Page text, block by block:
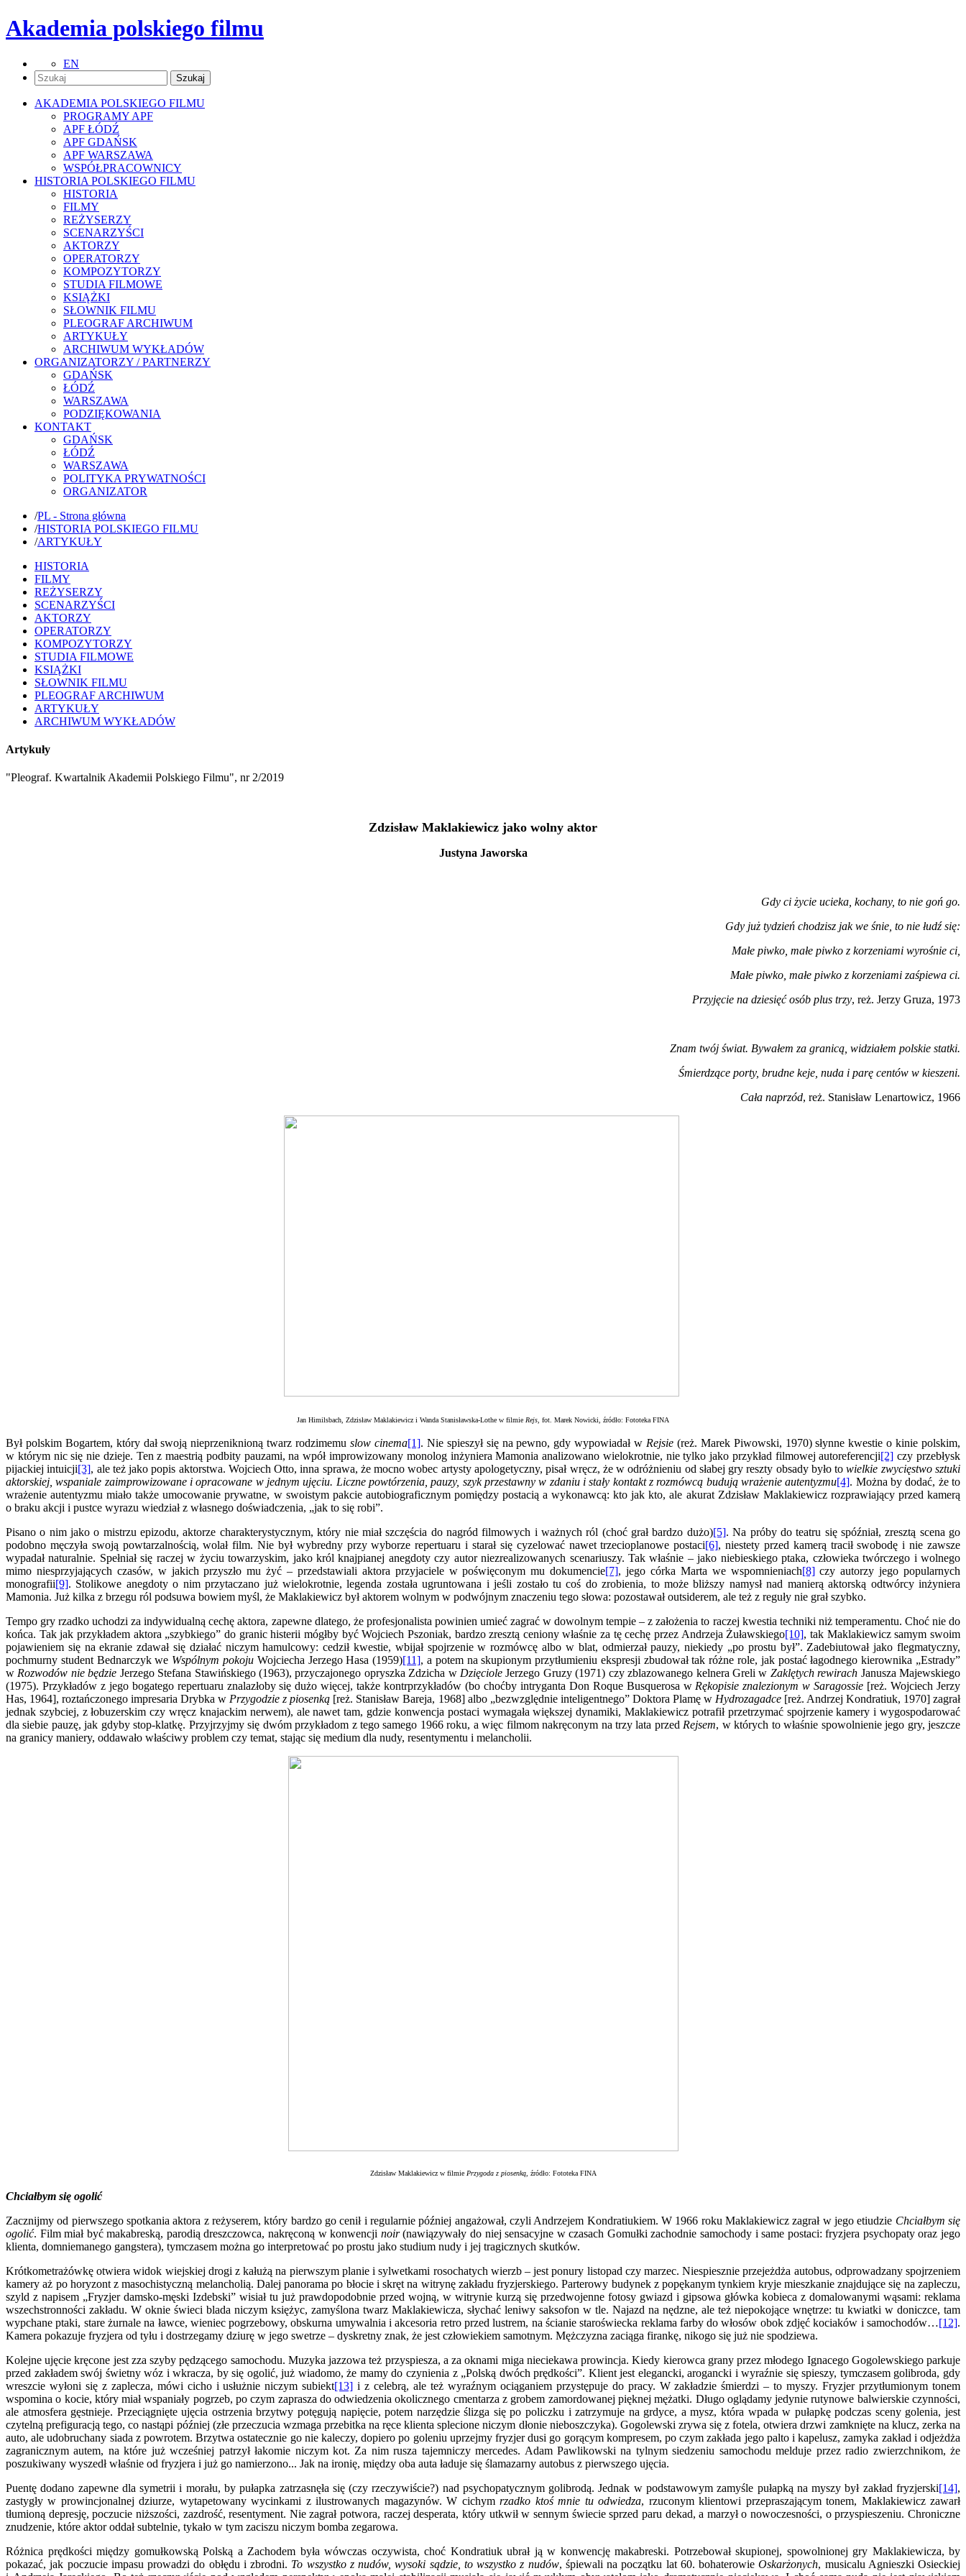
Akademia polskiego filmu
EN
AKADEMIA POLSKIEGO FILMU
PROGRAMY APF
APF ŁÓDŹ
APF GDAŃSK
APF WARSZAWA
WSPÓŁPRACOWNICY
HISTORIA POLSKIEGO FILMU
HISTORIA
FILMY
REŻYSERZY
SCENARZYŚCI
AKTORZY
OPERATORZY
KOMPOZYTORZY
STUDIA FILMOWE
KSIĄŻKI
SŁOWNIK FILMU
PLEOGRAF ARCHIWUM
ARTYKUŁY
ARCHIWUM WYKŁADÓW
ORGANIZATORZY / PARTNERZY
GDAŃSK
ŁÓDŹ
WARSZAWA
PODZIĘKOWANIA
KONTAKT
GDAŃSK
ŁÓDŹ
WARSZAWA
POLITYKA PRYWATNOŚCI
ORGANIZATOR
/PL - Strona główna
/HISTORIA POLSKIEGO FILMU
/ARTYKUŁY
HISTORIA
FILMY
REŻYSERZY
SCENARZYŚCI
AKTORZY
OPERATORZY
KOMPOZYTORZY
STUDIA FILMOWE
KSIĄŻKI
SŁOWNIK FILMU
PLEOGRAF ARCHIWUM
ARTYKUŁY
ARCHIWUM WYKŁADÓW
Artykuły
"Pleograf. Kwartalnik Akademii Polskiego Filmu", nr 2/2019
Zdzisław Maklakiewicz jako wolny aktor
Justyna Jaworska
Gdy ci życie ucieka, kochany, to nie goń go.
Gdy już tydzień chodzisz jak we śnie, to nie łudź się:
Małe piwko, małe piwko z korzeniami wyrośnie ci,
Małe piwko, małe piwko z korzeniami zaśpiewa ci.
Przyjęcie na dziesięć osób plus trzy, reż. Jerzy Gruza, 1973
Znam twój świat. Bywałem za granicą, widziałem polskie statki.
Śmierdzące porty, brudne keje, nuda i parę centów w kieszeni.
Cała naprzód, reż. Stanisław Lenartowicz, 1966
Jan Himilsbach, Zdzisław Maklakiewicz i Wanda Stanisławska-Lothe w filmie Rejs, fot. Marek Nowicki, źródło: Fototeka FINA
Był polskim Bogartem, który dał swoją nieprzeniknioną twarz rodzimemuslow cinema[1]. Nie spieszył się na pewno, gdy wypowiadał w Rejsie (reż. Marek Piwowski, 1970) słynne kwestie o kinie polskim,
w którym nic się nie dzieje. Ten z maestrią podbity pauzami, na wpół improwizowany monolog inżyniera Mamonia analizowano wielokrotnie, nie tylko jako przykład filmowej autoreferencji[2] czy przebłysk
pijackiej intuicji[3], ale też jako popis aktorstwa. Wojciech Otto, inna sprawa, że mocno wobec artysty apologetyczny, pisał wręcz, że w odróżnieniu od słabej gry reszty obsady było towielkie zwycięstwo sztuki
aktorskiej, wspaniale zaimprowizowane i opracowane w jednym ujęciu. Liczne powtórzenia, pauzy, szyk przestawny w zdaniu i stały kontakt z rozmówcą budują wrażenie autentyzmu[4]. Można by dodać, że to
wrażenie autentyzmu miało także umocowanie prywatne, w swoistym pakcie autobiograficznym pomiędzy postacią a wykonawcą: kto jak kto, ale akurat Zdzisław Maklakiewicz rozprawiający przed kamerą
o braku akcji i pustce wyrazu wiedział z własnego doświadczenia, „jak to się robi”.
Pisano o nim jako o mistrzu epizodu, aktorze charakterystycznym, który nie miał szczęścia do nagród filmowych i ważnych ról (choć grał bardzo dużo)[5]. Na próby do teatru się spóźniał, zresztą scena go
podobno męczyła swoją powtarzalnością, wolał film. Nie był wybredny przy wyborze repertuaru i starał się cyzelować nawet trzecioplanowe postaci[6], niestety przed kamerą tracił swobodę i nie zawsze
wypadał naturalnie. Spełniał się raczej w życiu towarzyskim, jako król knajpianej anegdoty czy autor niezrealizowanych scenariuszy. Tak właśnie – jako niebieskiego ptaka, człowieka twórczego i wolnego
mimo niesprzyjających czasów, w jakich przyszło mu żyć – przedstawiali aktora przyjaciele w poświęconym mu dokumencie[7], jego córka Marta we wspomnieniach[8]czy autorzy jego popularnych
monografii[9]. Stolikowe anegdoty o nim przytaczano już wielokrotnie, legenda została ugruntowana i jeśli zostało tu coś do zrobienia, to może bliższy namysł nad manierą aktorską odtwórcy inżyniera
Mamonia. Już kilka z brzegu ról podsuwa bowiem myśl, że Maklakiewicz był aktorem wolnym w podwójnym znaczeniu tego słowa: pozostawał outsiderem, ale też z reguły nie grał szybko.
Tempo gry rzadko uchodzi za indywidualną cechę aktora, zapewne dlatego, że profesjonalista powinien umieć zagrać w dowolnym tempie – z założenia to raczej kwestia techniki niż temperamentu. Choć nie do
końca. Tak jak przykładem aktora „szybkiego” do granic histerii mógłby być Wojciech Pszoniak, bardzo zresztą ceniony właśnie za tę cechę przez Andrzeja Żuławskiego[10], tak Maklakiewicz samym swoim
pojawieniem się na ekranie zdawał się działać niczym hamulcowy: cedził kwestie, wbijał spojrzenie w rozmówcę albo w blat, odmierzał pauzy, niekiedy „po prostu był”. Zadebiutował jako flegmatyczny,
pochmurny student Bednarczyk we Wspólnym pokojuWojciecha Jerzego Hasa (1959)[11], a potem na skupionym przytłumieniu ekspresji zbudował tak różne role, jak postać łagodnego kierownika „Estrady”
wRozwodów nie będzie Jerzego Stefana Stawińskiego (1963), przyczajonego opryszka Zdzicha wDzięciole Jerzego Gruzy (1971) czy zblazowanego kelnera Greli w Zaklętych rewirach Janusza Majewskiego
(1975). Przykładów z jego bogatego repertuaru znalazłoby się dużo więcej, także kontrprzykładów (bo choćby intryganta Don Roque Busquerosa wRękopisie znalezionym w Saragossie [reż. Wojciech Jerzy
Has, 1964], roztańczonego impresaria Drybka w Przygodzie z piosenką [reż. Stanisław Bareja, 1968] albo „bezwzględnie inteligentnego” Doktora Plamę w Hydrozagadce [reż. Andrzej Kondratiuk, 1970] zagrał
jednak szybciej, z łobuzerskim czy wręcz knajackim nerwem), ale nawet tam, gdzie konwencja postaci wymagała większej dynamiki, Maklakiewicz potrafił przetrzymać spojrzenie kamery i wygospodarować
dla siebie pauzę, jak gdyby stop-klatkę. Przyjrzyjmy się dwóm przykładom z tego samego 1966 roku, a więc filmom nakręconym na trzy lata przedRejsem, w których to właśnie spowolnienie jego gry, jeszcze
na granicy maniery, oddawało właściwy problem czy temat, stając się medium dla nudy, resentymentu i melancholii.
Zdzisław Maklakiewicz w filmie Przygoda z piosenką, źródło: Fototeka FINA
Chciałbym się ogolić
Zacznijmy od pierwszego spotkania aktora z reżyserem, który bardzo go cenił i regularnie później angażował, czyli Andrzejem Kondratiukiem. W 1966 roku Maklakiewicz zagrał w jego etiudzie Chciałbym się
ogolić. Film miał być makabreską, parodią dreszczowca, nakręconą w konwencji noir(nawiązywały do niej sensacyjne w czasach Gomułki zachodnie samochody i same postaci: fryzjera psychopaty oraz jego
klienta, domniemanego gangstera), tymczasem można go interpretować po prostu jako studium nudy i jej tragicznych skutków.
Krótkometrażówkę otwiera widok wiejskiej drogi z kałużą na pierwszym planie i sylwetkami rosochatych wierzb – jest ponury listopad czy marzec. Niespiesznie przejeżdża autobus, odprowadzany spojrzeniem
kamery aż po horyzont z masochistyczną melancholią. Dalej panorama po błocie i skręt na witrynę zakładu fryzjerskiego. Parterowy budynek z popękanym tynkiem kryje mieszkanie znajdujące się na zapleczu,
szyld z napisem „Fryzjer damsko-męski Izdebski” wisiał tu już prawdopodobnie przed wojną, w witrynie kurzą się przedwojenne fotosy gwiazd i gipsowa główka kobieca z domalowanymi wąsami: reklama
wszechstronności zakładu. W oknie świeci blada niczym księżyc, zamyślona twarz Maklakiewicza, słychać leniwy saksofon w tle. Najazd na nędzne, ale też niepokojące wnętrze: tu kwiatki w doniczce, tam
wypchane ptaki, stare żurnale na ławce, wieniec pogrzebowy, obskurna umywalnia i akcesoria retro przed lustrem, na ścianie staroświecka reklama farby do włosów obok zdjęć kociaków i samochodów…[12].
Kamera pokazuje fryzjera od tyłu i dostrzegamy dziurę w jego swetrze – dyskretny znak, że jest człowiekiem samotnym. Mężczyzna zaciąga firankę, nikogo się już nie spodziewa.
Kolejne ujęcie kręcone jest zza szyby pędzącego samochodu. Muzyka jazzowa też przyspiesza, a za oknami miga nieciekawa prowincja. Kiedy kierowca grany przez młodego Ignacego Gogolewskiego parkuje
przed zakładem swój świetny wóz i wkracza, by się ogolić, już wiadomo, że mamy do czynienia z „Polską dwóch prędkości”. Klient jest elegancki, arogancki i wyraźnie się spieszy, tymczasem golibroda, gdy
wreszcie wyłoni się z zaplecza, mówi cicho i usłużnie niczym subiekt[13] i z celebrą, ale też wyraźnym ociąganiem przystępuje do pracy. W zakładzie śmierdzi – to myszy. Fryzjer przytłumionym tonem
wspomina o kocie, który miał wspaniały pogrzeb, po czym zaprasza do odwiedzenia okolicznego cmentarza z grobem zamordowanej pięknej mężatki. Długo oglądamy jedynie rutynowe balwierskie czynności,
ale atmosfera gęstnieje. Przeciągnięte ujęcia ostrzenia brzytwy potęgują napięcie, potem narzędzie ślizga się po policzku i zatrzymuje na grdyce, a mysz, która wpada w pułapkę podczas sceny golenia, jest
czytelną prefiguracją tego, co nastąpi później (złe przeczucia wzmaga przebitka na ręce klienta splecione niczym dłonie nieboszczyka). Gogolewski zrywa się z fotela, otwiera drzwi zamknięte na klucz, zerka na
auto, ale udobruchany siada z powrotem. Brzytwa ostatecznie go nie kaleczy, dopiero po goleniu uprzejmy fryzjer dusi go gorącym kompresem, po czym zakłada jego palto i kapelusz, zamyka zakład i odjeżdża
zagranicznym autem, na które już wcześniej patrzył łakomie niczym kot. Za nim rusza tajemniczy mercedes. Adam Pawlikowski na tylnym siedzeniu samochodu melduje przez radio zwierzchnikom, że
poszukiwany wyszedł właśnie od fryzjera i już go namierzono... Jak na ironię, między oba auta ładuje się ślamazarny autobus z pierwszego ujęcia.
Puentę dodano zapewne dla symetrii i morału, by pułapka zatrzasnęła się (czy rzeczywiście?) nad psychopatycznym golibrodą. Jednak w podstawowym zamyśle pułapką na myszy był zakład fryzjerski[14],
zastygły w prowincjonalnej dziurze, wytapetowany wycinkami z ilustrowanych magazynów. W cichymrzadko ktoś mnie tu odwiedza, rzuconym klientowi przepraszającym tonem, Maklakiewicz zawarł
tłumioną depresję, poczucie niższości, zazdrość, resentyment. Nie zagrał potwora, raczej desperata, który utkwił w sennym świecie sprzed paru dekad, a marzył o nowoczesności, o przyspieszeniu. Chroniczne
znudzenie, które aktor oddał subtelnie, tykało w tym zaciszu niczym bomba zegarowa.
Różnica prędkości między gomułkowską Polską a Zachodem była wówczas oczywista, choć Kondratiuk ubrał ją w konwencję makabreski. Potrzebował skupionej, spowolnionej gry Maklakiewicza, by
pokazać, jak poczucie impasu prowadzi do obłędu i zbrodni. To wszystko z nudów, wysoki sądzie, to wszystko z nudów, śpiewali na początku lat 60. bohaterowieOskarżonych, musicalu Agnieszki Osieckiej